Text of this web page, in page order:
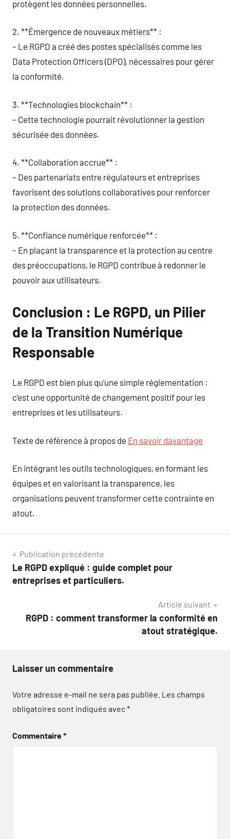
protègent les données personnelles.
2. **Émergence de nouveaux métiers** :
– Le RGPD a créé des postes spécialisés comme les
Data Protection Officers (DPO), nécessaires pour gérer
la conformité.
3. **Technologies blockchain** :
– Cette technologie pourrait révolutionner la gestion
sécurisée des données.
4. **Collaboration accrue** :
– Des partenariats entre régulateurs et entreprises
favorisent des solutions collaboratives pour renforcer
la protection des données.
5. **Confiance numérique renforcée** :
– En plaçant la transparence et la protection au centre
des préoccupations, le RGPD contribue à redonner le
pouvoir aux utilisateurs.
Conclusion : Le RGPD, un Pilier
de la Transition Numérique
Responsable
Le RGPD est bien plus qu’une simple réglementation :
c’est une opportunité de changement positif pour les
entreprises et les utilisateurs.
Texte de référence à propos de En savoir davantage
En intégrant les outils technologiques, en formant les
équipes et en valorisant la transparence, les
organisations peuvent transformer cette contrainte en
atout.
Navigation
de
Publication précédente
Le RGPD expliqué : guide complet pour
entreprises et particuliers.
Article suivant
RGPD : comment transformer la conformité en
atout stratégique.
Laisser un commentaire
Votre adresse e-mail ne sera pas publiée. Les champs
obligatoires sont indiqués avec*
Commentaire*